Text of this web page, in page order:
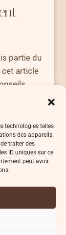
technologies telles
des appareils.
traiter des
ID uniques sur ce
peut avoir
partie du
cet article
sans